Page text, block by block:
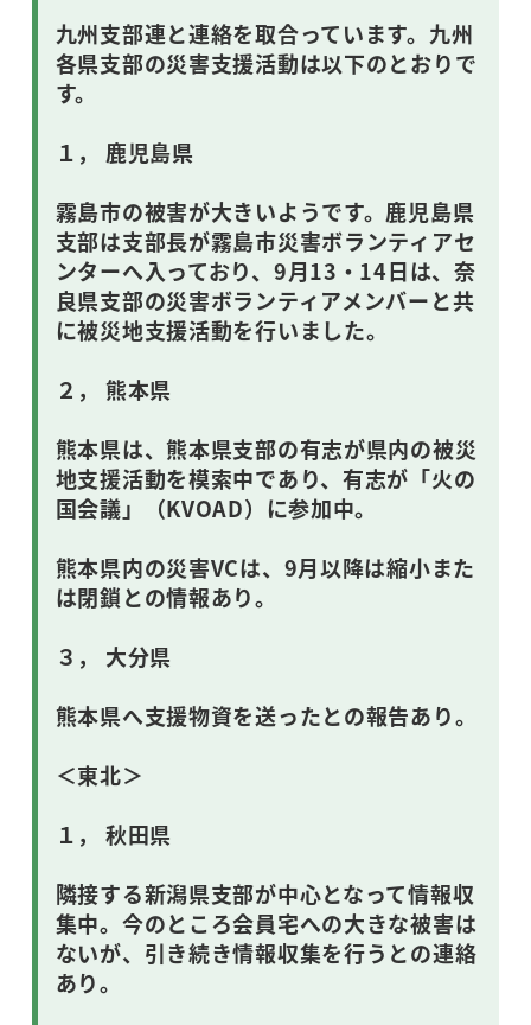
九州支部連と連絡を取合っています。九州
各県支部の災害支援活動は以下のとおりで
す。
１， 鹿児島県
霧島市の被害が大きいようです。鹿児島県
支部は支部長が霧島市災害ボランティアセ
ンターへ入っており、9月13・14日は、奈
良県支部の災害ボランティアメンバーと共
に被災地支援活動を行いました。
２， 熊本県
熊本県は、熊本県支部の有志が県内の被災
地支援活動を模索中であり、有志が「火の
国会議」（KVOAD）に参加中。
熊本県内の災害VCは、9月以降は縮小また
は閉鎖との情報あり。
３， 大分県
熊本県へ支援物資を送ったとの報告あり。
＜東北＞
１， 秋田県
隣接する新潟県支部が中心となって情報収
集中。今のところ会員宅への大きな被害は
ないが、引き続き情報収集を行うとの連絡
あり。